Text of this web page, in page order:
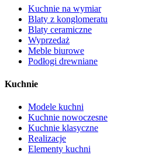
Kuchnie na wymiar
Blaty z konglomeratu
Blaty ceramiczne
Wyprzedaż
Meble biurowe
Podłogi drewniane
Kuchnie
Modele kuchni
Kuchnie nowoczesne
Kuchnie klasyczne
Realizacje
Elementy kuchni